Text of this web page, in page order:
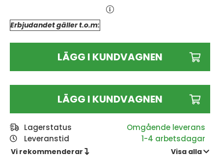
Erbjudandet gäller t.o.m:
LÄGG I KUNDVAGNEN
LÄGG I KUNDVAGNEN
Lagerstatus
Leveranstid
1-4 arbetsdagar
Vi rekommenderar 
Visa alla 